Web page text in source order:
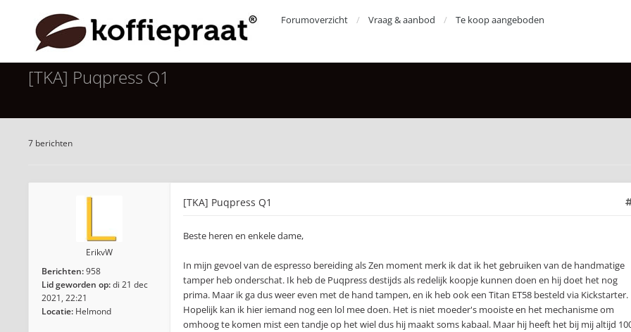
Forumoverzicht Vraag & aanbod Te koop aangeboden
[TKA] Puqpress Q1
7 berichten
ErikvW
Berichten:958
Lid geworden op:di 21 dec
2021, 22:21
Locatie: Helmond
[TKA] Puqpress Q1
Beste heren en enkele dame,
In mijn gevoel van de espresso bereiding als Zen moment merk ik dat ik het gebruiken van de handmatige
tamper heb onderschat. Ik heb de Puqpress destijds als redelijk koopje kunnen doen en hij doet het nog
prima. Maar ik ga dus weer even met de hand tampen, en ik heb ook een Titan ET58 besteld via Kickstarter.
Hopelijk kan ik hier iemand nog een lol mee doen. Het is niet moeder's mooiste en het mechanisme om
omhoog te komen mist een tandje op het wiel dus hij maakt soms kabaal. Maar hij heeft het bij mij altijd